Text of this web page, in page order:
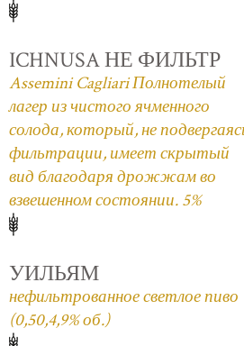
ICHNUSA НЕ ФИЛЬТР
Assemini Cagliari Полнотелый
лагер из чистого ячменного
солода, который, не
фильтрации, имеет скрытый
вид благодаря дрожжам во
взвешенном состоянии. 5%
УИЛЬЯМ
нефильтрованное светлое пиво
(0,50,4,9% об.)